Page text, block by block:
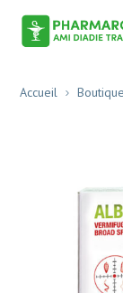
Accueil Boutique